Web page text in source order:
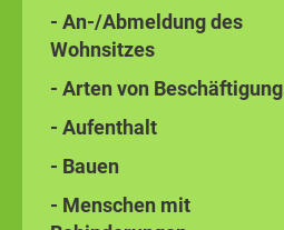
- An-/Abmeldung des
Wohnsitzes
- Arten von Beschäftigung
- Aufenthalt
- Bauen
- Menschen mit